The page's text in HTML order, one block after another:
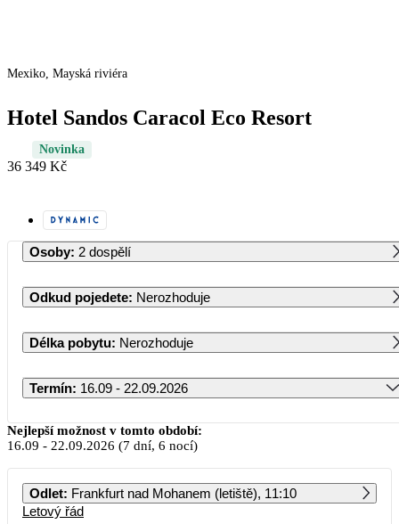
Mexiko, Mayská riviéra
Hotel Sandos Caracol Eco Resort
Novinka
36 349 Kč
Osoby: 2 dospělí
Odkud pojedete: Nerozhoduje
Délka pobytu: Nerozhoduje
Termín: 16.09 - 22.09.2026
Září 2026
PO ÚT ST ČT PÁ SO NE
Nejlepší možnost v tomto období:
16.09 - 22.09.2026 (7 dní, 6 nocí)
Odlet: Frankfurt nad Mohanem (letiště), 11:10
Letový řád